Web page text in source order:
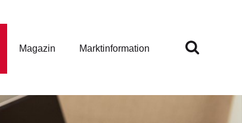
Magazin Marktinformation